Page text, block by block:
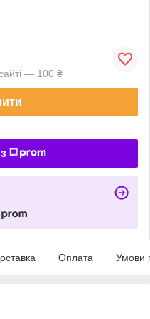
— 100 ₴
Оплата Умови